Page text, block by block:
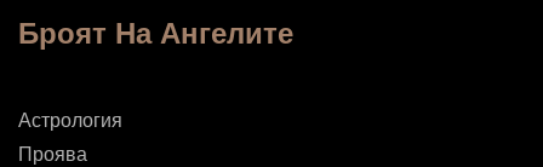
Броят На Ангелите
Астрология
Проява